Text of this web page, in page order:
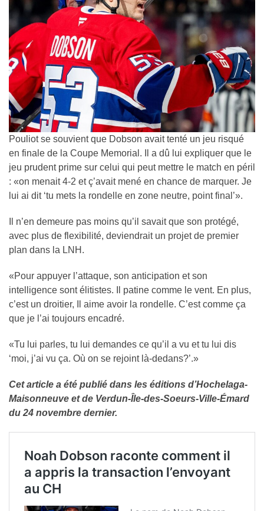
Pouliot se souvient que Dobson avait tenté un jeu risqué
en finale de la Coupe Memorial. Il a dû lui expliquer que le
jeu prudent prime sur celui qui peut mettre le match en péril
: «on menait 4-2 et ç’avait mené en chance de marquer. Je
lui ai dit ‘tu mets la rondelle en zone neutre, point final’».
Il n’en demeure pas moins qu’il savait que son protégé,
avec plus de flexibilité, deviendrait un projet de premier
plan dans la LNH.
«Pour appuyer l’attaque, son anticipation et son
intelligence sont élitistes. Il patine comme le vent. En plus,
c’est un droitier, Il aime avoir la rondelle. C’est comme ça
que je l’ai toujours encadré.
«Tu lui parles, tu lui demandes ce qu’il a vu et tu lui dis
‘moi, j’ai vu ça. Où on se rejoint là-dedans?’.»
Cet article a été publié dans les éditions d’Hochelaga-
Maisonneuve et de Verdun-Île-des-Soeurs-Ville-Émard
du 24 novembre dernier.